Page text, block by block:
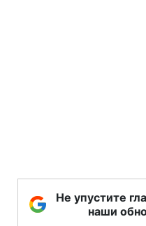
Не упустите
наши